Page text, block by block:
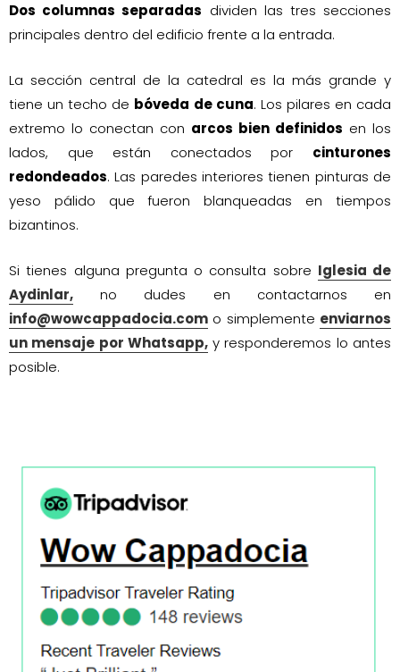
Dos columnas separadas dividen las tres secciones
principales dentro del edificio frente a la entrada.
La sección central de la catedral es la más grande y
tiene un techo de bóveda de cuna. Los pilares en cada
extremo lo conectan con arcos bien definidos en los
lados, que están conectados por cinturones
redondeados. Las paredes interiores tienen pinturas de
yeso pálido que fueron blanqueadas en tiempos
bizantinos.
Si tienes alguna pregunta o consulta sobre Iglesia de
Aydinlar, no dudes en contactarnos en
info@wowcappadocia.com o simplemente enviarnos
un mensaje por Whatsapp,y responderemos lo antes
posible.